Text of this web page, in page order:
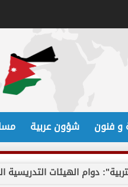
و فنون شؤون عربية
دوام الهيئات